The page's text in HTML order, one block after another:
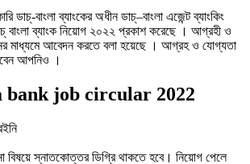
ডাচ্‌-বাংলা ব্যাংকের অধীন ডাচ্‌–বাংলা এজেন্ট ব্যাংকিং
বাংলা ব্যাংক নিয়োগ ২০২২ প্রকাশ করেছে । আগ্রহী ও
মাধ্যমে আবেদন করতে বলা হয়েছে । আগ্রহ ও যোগ্যতা
আপনিও ।
bank job circular 2022
স্নাতকোত্তর ডিগ্রি থাকতে হবে। নিয়োগ পেলে